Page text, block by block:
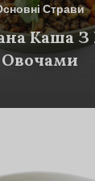
Страви
Каша
Овочами